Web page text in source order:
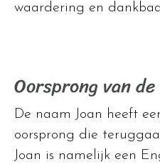
waardering en
Oorsprong van
De naam Joan heeft
oorsprong die
Joan is namelijk een